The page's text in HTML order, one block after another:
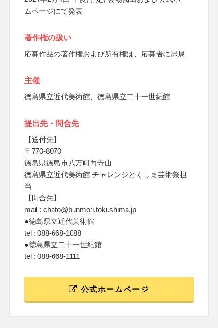
ムページにて発表
著作権の扱い
応募作品の著作権および所有権は、応募者に帰属
主催
徳島県立近代美術館、徳島県立二十一世紀館
提出先・問合先
【送付先】
〒770-8070
徳島県徳島市八万町向寺山
徳島県立近代美術館 チャレンジとくしま芸術祭担
当
【問合先】
mail : chato@bunmori.tokushima.jp
●徳島県立近代美術館
tel : 088-668-1088
●徳島県立二十一世紀館
tel : 088-668-1111
公式ホームページ